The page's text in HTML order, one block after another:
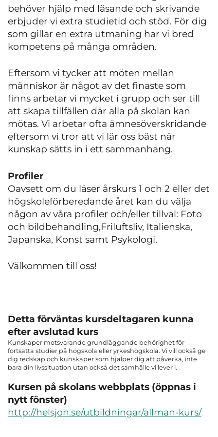
behöver hjälp med läsande och skrivande
erbjuder vi extra studietid och stöd. För dig
som gillar en extra utmaning har vi bred
kompetens på många områden.
Eftersom vi tycker att möten mellan
människor är något av det finaste som
finns arbetar vi mycket i grupp och ser till
att skapa tillfällen där alla på skolan kan
mötas. Vi arbetar ofta ämnesöverskridande
eftersom vi tror att vi lär oss bäst när
kunskap sätts in i ett sammanhang.
Profiler
Oavsett om du läser årskurs 1 och 2 eller det
högskoleförberedande året kan du välja
någon av våra profiler och/eller tillval: Foto
och bildbehandling,Friluftsliv, Italienska,
Japanska, Konst samt Psykologi.
Välkommen till oss!
Detta förväntas kursdeltagaren kunna
efter avslutad kurs
Kunskaper motsvarande grundläggande behörighet för
fortsatta studier på högskola eller yrkeshögskola. Vi vill också ge
dig redskap och kunskaper som hjälper dig att påverka, inte
bara din livssituation utan också det samhälle vi lever i.
Kursen på skolans webbplats (öppnas i
nytt fönster)
http://helsjon.se/utbildningar/allman-kurs/